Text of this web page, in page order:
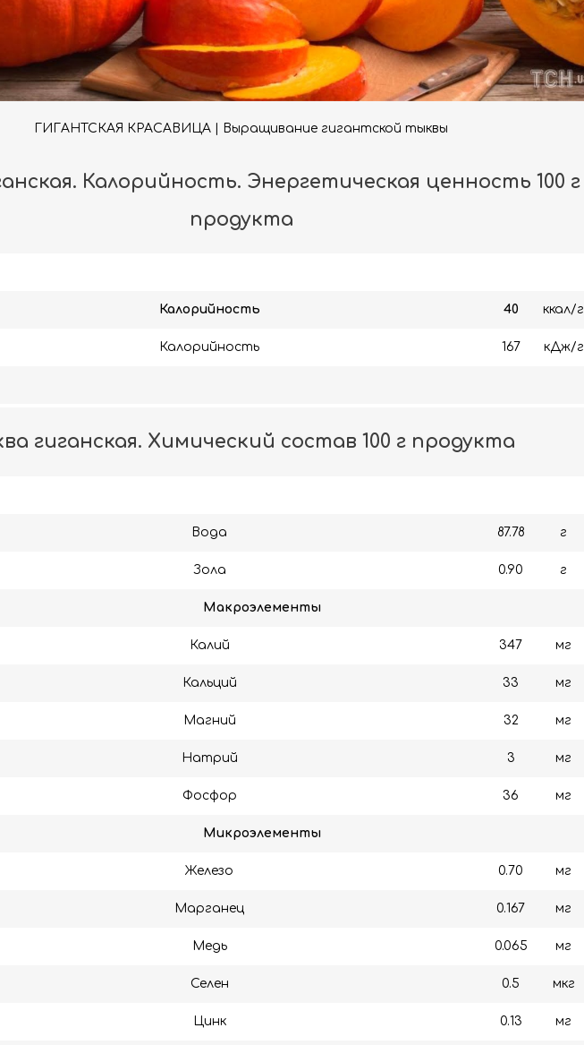
ГИГАНТСКАЯ КРАСАВИЦА | Выращивание гигантской тыквы
Калорийность. Энергетическая ценность 100 г
продукта
Калорийность 40 ккал/г
Калорийность 167 кДж/г
гиганская. Химический состав 100 г продукта
Вода 87.78 г
Зола 0.90 г
Макроэлементы
Калий 347 мг
Кальций 33 мг
Магний 32 мг
Натрий 3 мг
Фосфор 36 мг
Микроэлементы
Железо 0.70 мг
Марганец 0.167 мг
Медь 0.065 мг
Селен 0.5 мкг
Цинк 0.13 мг